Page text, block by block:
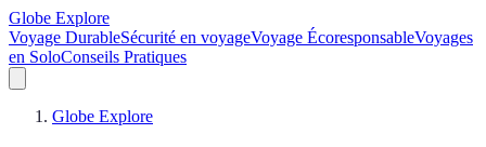
Globe Explore
Voyage DurableSécurité en voyageVoyage ÉcoresponsableVoyages
en SoloConseils Pratiques
Globe Explore